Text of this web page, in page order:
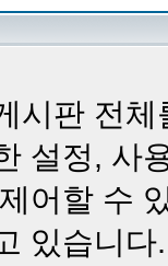
시판 전
설정, 사
어할 수
있습니다.